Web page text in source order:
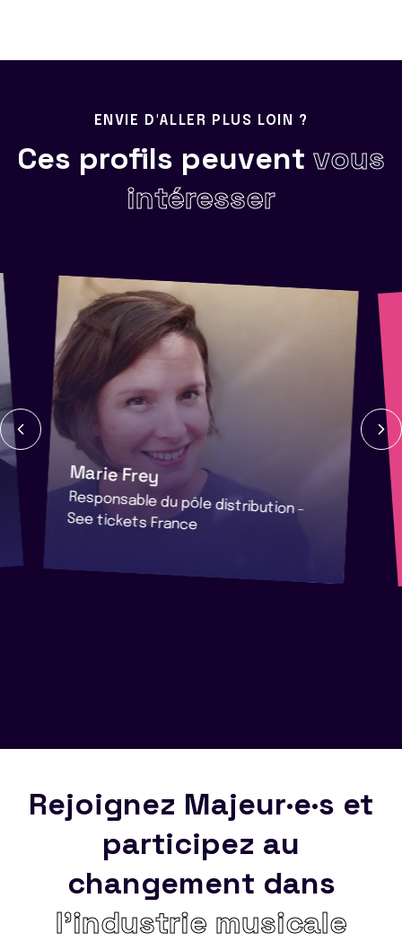
ENVIE D'ALLER PLUS LOIN ?
Ces profils peuvent vous
intéresser
Marie Frey
Responsable du pôle distribution -
See tickets France
Rejoignez Majeur·e·s et
participez au
changement dans
l’industrie musicale